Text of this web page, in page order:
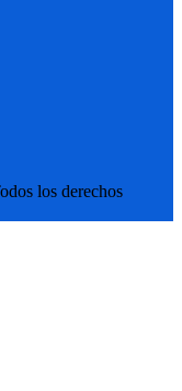
los derechos